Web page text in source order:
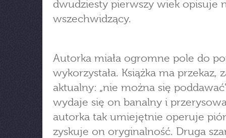
dwudziesty pierwszy wiek opisuje
wszechwidzący.
Autorka miała ogromne pole do
wykorzystała. Książka ma przekaz,
aktualny: „nie można się
wydaje się on banalny i
autorka tak umiejętnie operuje
zyskuje on oryginalność. Druga